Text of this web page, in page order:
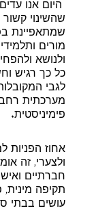
היום אנו
שהשינוי
מורים
ולנושא
כל כך רגיש
לגבי
מערכתית
פימיניסטית.
אחוז הפניות
ולצערי, זה
חברתיים
תקיפה
עושים בבתי